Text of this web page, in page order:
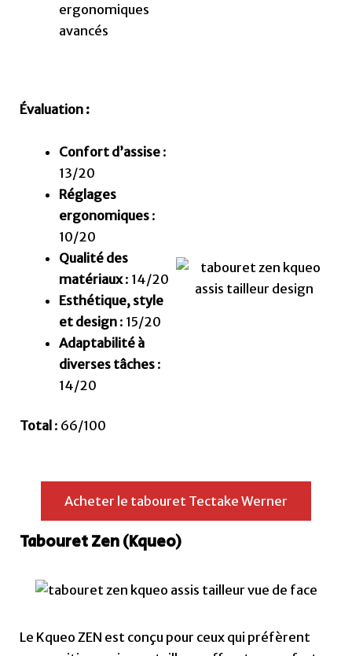
ergonomiques
avancés
Évaluation :
Confort d’assise:
13/20
Réglages
ergonomiques:
10/20
Qualité des
matériaux: 14/20
Esthétique, style
et design: 15/20
Adaptabilité à
diverses tâches:
14/20
Total : 66/100
Acheter le tabouret Tectake Werner
Tabouret Zen (Kqueo)
Le Kqueo ZEN est conçu pour ceux qui préfèrent